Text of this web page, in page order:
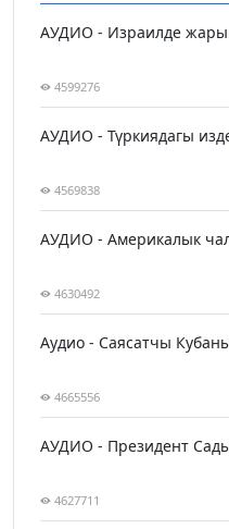
АУДИО - Израилде
4599276
АУДИО - Түркиядагы
4569838
АУДИО - Америкалык
4630492
Аудио - Саясатчы
4665556
АУДИО - Президент
4627711